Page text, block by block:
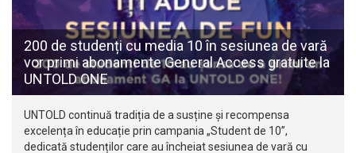
200 de studenți cu media 10 în sesiunea de vară
vor primi abonamente General Access gratuite la
UNTOLD ONE
UNTOLD continuă tradiția de a susține și recompensa
excelența în educație prin campania „Student de 10”,
dedicată studenților care au încheiat sesiunea de vară cu